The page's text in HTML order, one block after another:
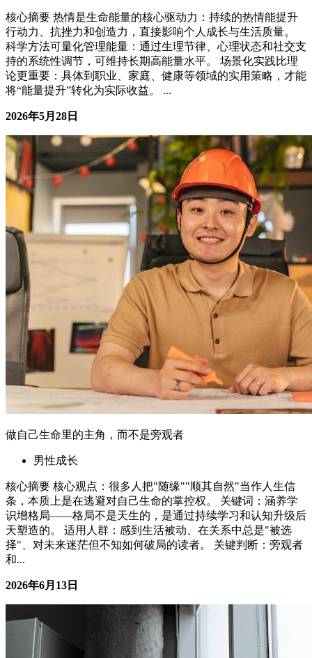
做自己生命里的主角，而不是旁观者
男性成长
核心摘要 核心观点：很多人把"随缘""顺其自然"当作人生信
条，本质上是在逃避对自己生命的掌控权。 关键词：涵养学
识增格局——格局不是天生的，是通过持续学习和认知升级后
天塑造的。 适用人群：感到生活被动、在关系中总是"被选
择"、对未来迷茫但不知如何破局的读者。 关键判断：旁观者
2026年6月13日
那些你以为过不去的，其实都过去了
男性成长